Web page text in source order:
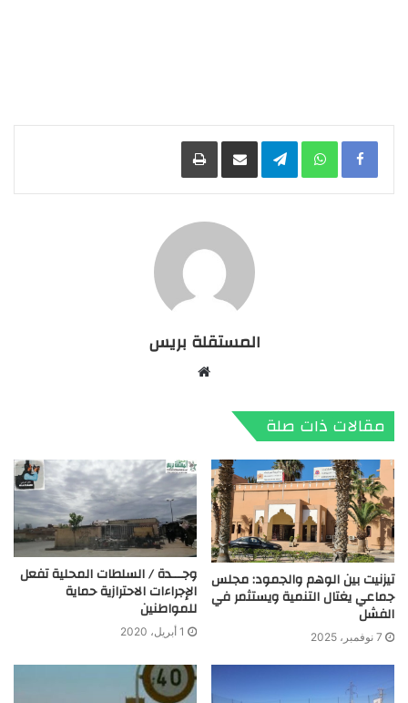
Facebook
WhatsApp
Telegramمشاركة عبر البريد طباعة
المستقلة بريس
مقالات ذات صلة
تيزنيت بين الوهم والجمود: مجلس
جماعي يغتال التنمية ويستثمر في
الفشل
7 نوفمبر، 2025
وجـــدة / السلطات المحلية تفعل
الإجراءات الاحترازية حماية
للمواطنين
1 أبريل، 2020